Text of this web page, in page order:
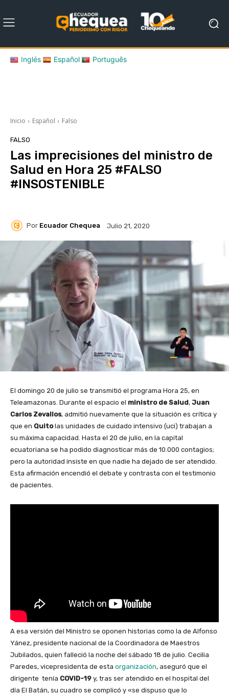
Inglés Español Português
Inicio Español Falso
FALSO
Las imprecisiones del ministro de
Salud en Hora 25 #FALSO
#INSOSTENIBLE
Por Ecuador Chequea Julio 21, 2020
El domingo 20 de julio se transmitió el programa Hora 25, en
Teleamazonas. Durante el espacio el ministro de Salud, Juan
Carlos Zevallos, admitió nuevamente que la situación es crítica y
que en Quitolas unidades de cuidado intensivo (uci) trabajan a
su máxima capacidad. Hasta el 20 de julio, en la capital
ecuatoriana se ha podido diagnosticar más de 10.000 contagios;
pero la autoridad insiste en que nadie ha dejado de ser atendido.
Esta afirmación encendió el debate y contrasta con el testimonio
de pacientes.
A esa versión del Ministro se oponen historias como la de Alfonso
Yánez, presidente nacional de la Coordinadora de Maestros
Jubilados, quien falleció la noche del sábado 18 de julio. Cecilia
Paredes, vicepresidenta de esta organización, aseguró que el
dirigente tenía COVID-19 y, tras ser atendido en el hospital del
día El Batán, su cuadro se complicó y «se dispuso que lo